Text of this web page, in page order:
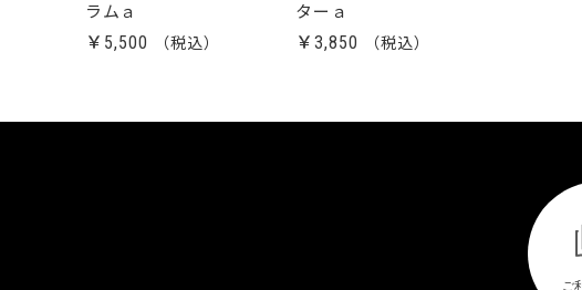
ラムａ
￥5,500
ターａ
￥3,850